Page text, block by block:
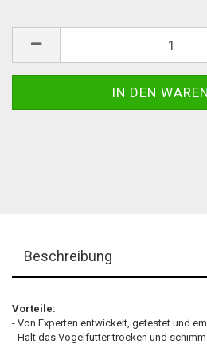
Beschreibung
Vorteile:
- Von Experten entwickelt, getestet und
- Hält das Vogelfutter trocken und